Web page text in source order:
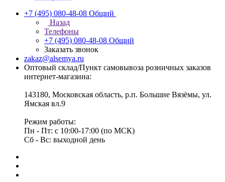
+7 (495) 080-48-08 Общий
Назад
Телефоны
+7 (495) 080-48-08 Общий
Заказать звонок
zakaz@alsemya.ru
Оптовый склад/Пункт самовывоза розничных заказов
интернет-магазина:
143180, Московская область, р.п. Большие Вязёмы, ул.
Ямская вл.9
Режим работы:
Пн - Пт: с 10:00-17:00 (по МСК)
Сб - Вс: выходной день